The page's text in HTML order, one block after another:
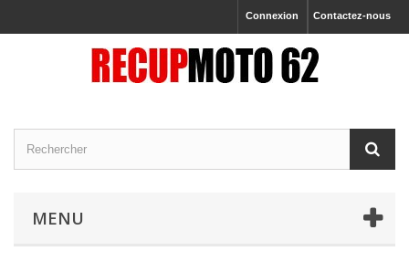
Contactez-nous
Connexion
MENU